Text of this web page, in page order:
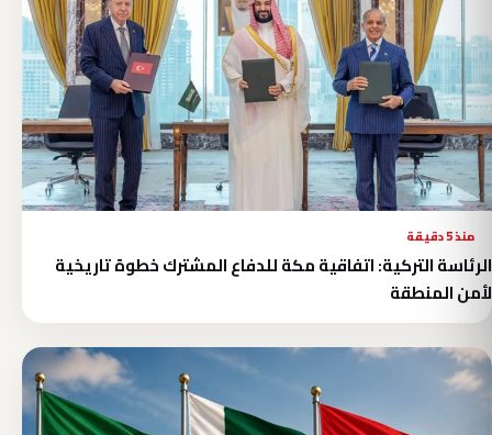
منذ 5 دقيقة
الرئاسة التركية: اتفاقية مكة للدفاع المشترك خطوة تاريخية
لأمن المنطقة